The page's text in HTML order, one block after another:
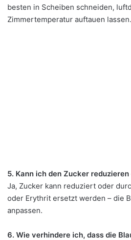
besten in Scheiben schneiden,
Zimmertemperatur auftauen lassen.
5. Kann ich den Zucker
Ja, Zucker kann reduziert oder
oder Erythrit ersetzt werden – die
anpassen.
6. Wie verhindere ich, dass die